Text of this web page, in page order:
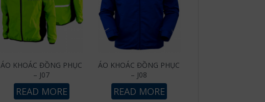
ÁO KHOÁC ĐỒNG PHỤC
– J07
READ MORE
ÁO KHOÁC ĐỒNG PHỤC
– J08
READ MORE